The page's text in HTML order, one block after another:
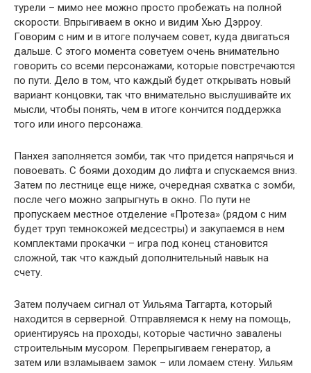
турели – мимо нее можно просто пробежать на полной
скорости. Впрыгиваем в окно и видим Хью Дэрроу.
Говорим с ним и в итоге получаем совет, куда двигаться
дальше. С этого момента советуем очень внимательно
говорить со всеми персонажами, которые повстречаются
по пути. Дело в том, что каждый будет открывать новый
вариант концовки, так что внимательно выслушивайте их
мысли, чтобы понять, чем в итоге кончится поддержка
того или иного персонажа.
Панхея заполняется зомби, так что придется напрячься и
повоевать. С боями доходим до лифта и спускаемся вниз.
Затем по лестнице еще ниже, очередная схватка с зомби,
после чего можно запрыгнуть в окно. По пути не
пропускаем местное отделение «Протеза» (рядом с ним
будет труп темнокожей медсестры) и закупаемся в нем
комплектами прокачки – игра под конец становится
сложной, так что каждый дополнительный навык на
счету.
Затем получаем сигнал от Уильяма Таггарта, который
находится в серверной. Отправляемся к нему на помощь,
ориентируясь на проходы, которые частично завалены
строительным мусором. Перепрыгиваем генератор, а
затем или взламываем замок – или ломаем стену. Уильям